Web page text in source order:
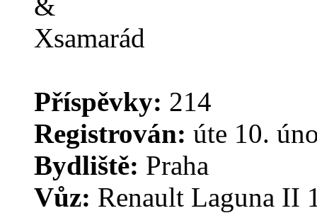
Příspěvky: 214
Registrován: úte 10.
Bydliště: Praha
Vůz: Renault Laguna II